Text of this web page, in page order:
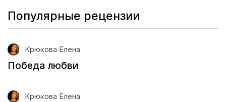
Популярные рецензии
Крюкова Елена
Победа любви
Крюкова Елена